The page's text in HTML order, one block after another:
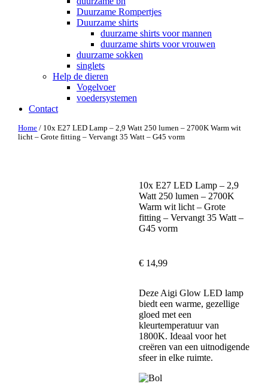
Duurzame Rompertjes
Duurzame shirts
duurzame shirts voor mannen
duurzame shirts voor vrouwen
duurzame sokken
singlets
Help de dieren
Vogelvoer
voedersystemen
Contact
Home / 10x E27 LED Lamp – 2,9 Watt 250 lumen – 2700K Warm wit
licht – Grote fitting – Vervangt 35 Watt – G45 vorm
10x E27 LED Lamp – 2,9
Watt 250 lumen – 2700K
Warm wit licht – Grote
fitting – Vervangt 35 Watt –
G45 vorm
€14,99
Deze Aigi Glow LED lamp
biedt een warme, gezellige
gloed met een
kleurtemperatuur van
1800K. Ideaal voor het
creëren van een uitnodigende
sfeer in elke ruimte.